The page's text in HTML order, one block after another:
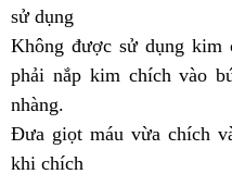
sử dụng
Không được sử dụng kim
phải nắp kim chích vào
nhàng.
Đưa giọt máu vừa chích
khi chích